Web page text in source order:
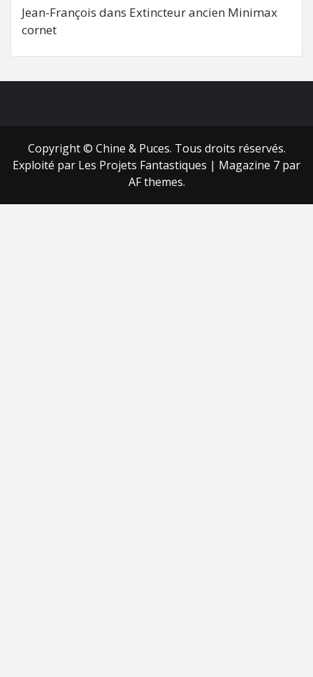
Jean-François dans Extincteur ancien Minimax
cornet
Copyright © Chine & Puces. Tous droits réservés.
Exploité par Les Projets Fantastiques | Magazine 7 par
AF themes.